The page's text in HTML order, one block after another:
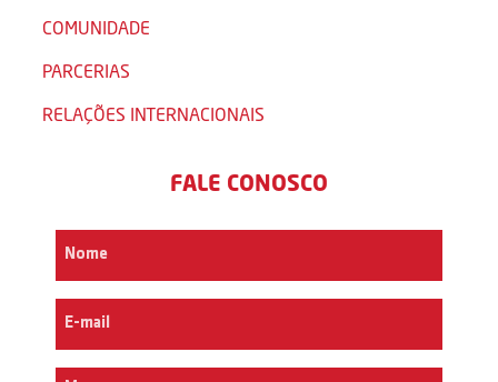
COMUNIDADE
PARCERIAS
RELAÇÕES INTERNACIONAIS
FALE CONOSCO